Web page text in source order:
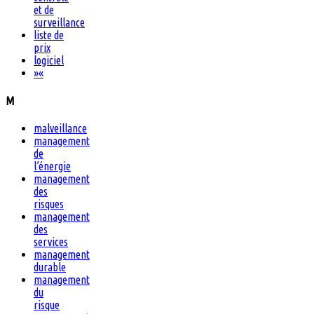
et de
surveillance
liste de
prix
logiciel
»«
M
malveillance
management
de
l’énergie
management
des
risques
management
des
services
management
durable
management
du
risque